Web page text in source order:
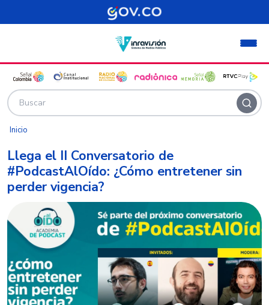
Pasar al contenido principal
Inicio
Llega el II Conversatorio de
#PodcastAlOído: ¿Cómo entretener sin
perder vigencia?